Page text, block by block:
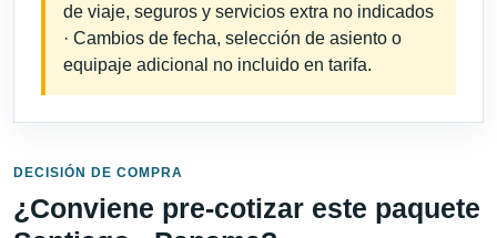
de viaje, seguros y servicios extra no indicados
· Cambios de fecha, selección de asiento o
equipaje adicional no incluido en tarifa.
DECISIÓN DE COMPRA
¿Conviene pre-cotizar este paquete